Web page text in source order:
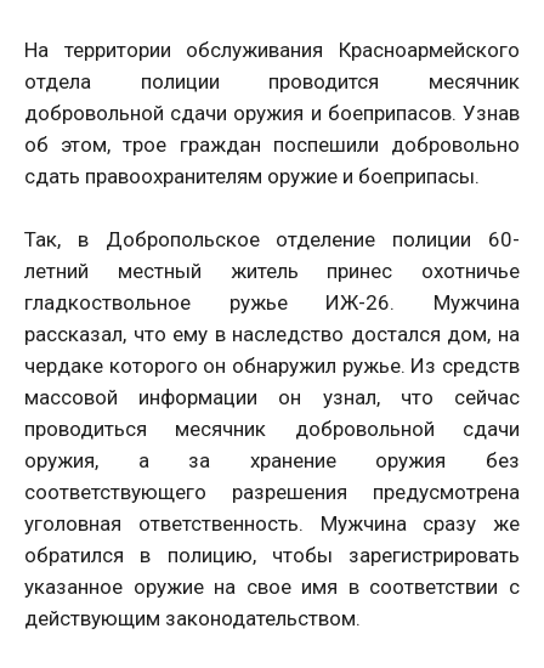
На территории обслуживания Красноармейского
отдела полиции проводится месячник
добровольной сдачи оружия и боеприпасов. Узнав
об этом, трое граждан поспешили добровольно
сдать правоохранителям оружие и боеприпасы.
Так, в Добропольское отделение полиции 60-
летний местный житель принес охотничье
гладкоствольное ружье ИЖ-26. Мужчина
рассказал, что ему в наследство достался дом, на
чердаке которого он обнаружил ружье. Из средств
массовой информации он узнал, что сейчас
проводиться месячник добровольной сдачи
оружия, а за хранение оружия без
соответствующего разрешения предусмотрена
уголовная ответственность. Мужчина сразу же
обратился в полицию, чтобы зарегистрировать
указанное оружие на свое имя в соответствии с
действующим законодательством.